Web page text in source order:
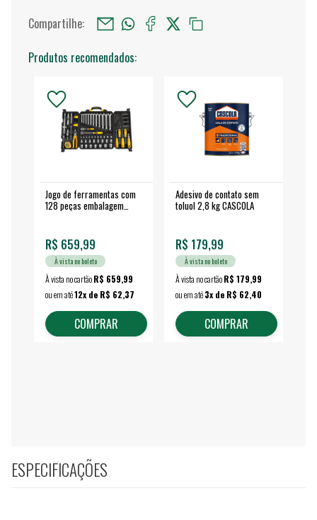
Compartilhe:
Produtos recomendados:
Jogo de ferramentas com
128 peças embalagem
R$ 659,99
À vista no boleto
À vista no cartãoR$ 659,99
ou em até12x de R$ 62,37
COMPRAR
Adesivo de contato sem
toluol 2,8 kg CASCOLA
R$ 179,99
À vista no boleto
À vista no cartãoR$ 179,99
ou em até3x de R$ 62,40
COMPRAR
ESPECIFICAÇÕES